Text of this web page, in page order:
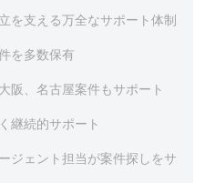
を支える万全なサポート体制
を多数保有
阪、名古屋案件もサポート
継続的サポート
ジェント担当が案件探しをサ